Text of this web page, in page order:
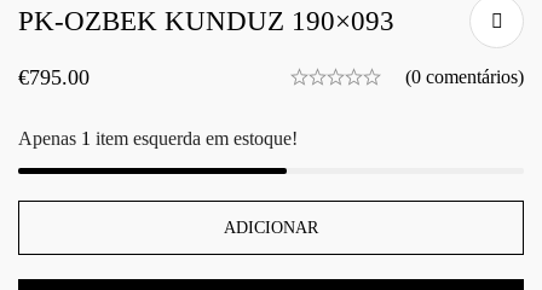
PK-OZBEK KUNDUZ 190×093
€795.00 (0 comentários)
Apenas 1 item esquerda em estoque!
ADICIONAR